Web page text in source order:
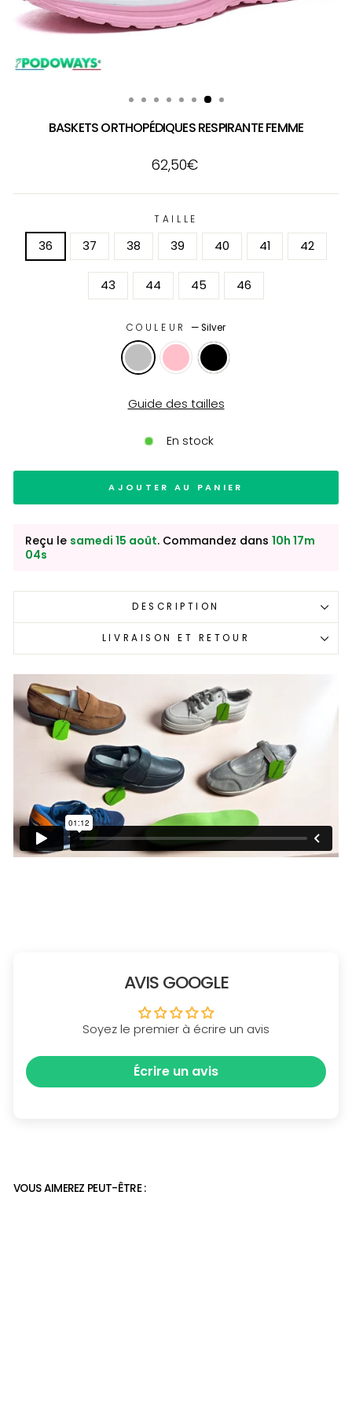
BASKETS ORTHOPÉDIQUES RESPIRANTE FEMME
Prix
régulier
62,50€
TAILLE
36 37 38 39 40 41 42
43 44 45 46
COULEUR—Silver
Guide des tailles
En stock
AJOUTER AU PANIER
Reçu le samedi 15 août. Commandez dans 10h 17m
03s
DESCRIPTION
LIVRAISON ET RETOUR
AVIS GOOGLE
Soyez le premier à écrire un avis
Écrire un avis
VOUS AIMEREZ PEUT-ÊTRE :